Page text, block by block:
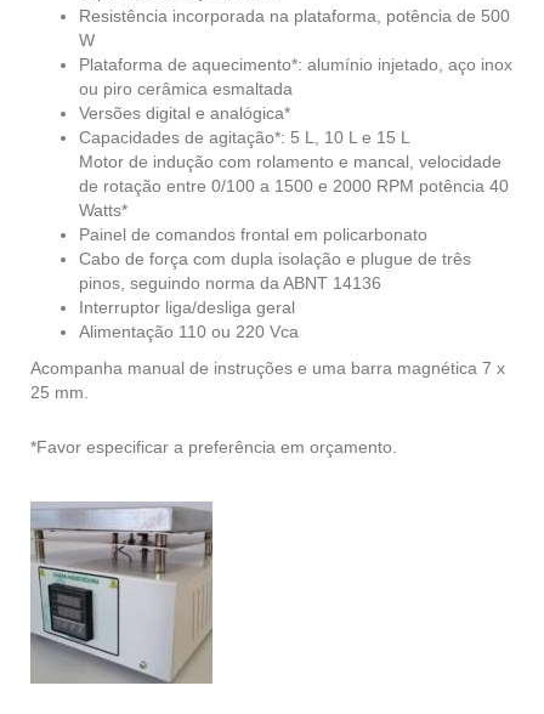
Resistência incorporada na plataforma, potência de 500
W
Plataforma de aquecimento*: alumínio injetado, aço inox
ou piro cerâmica esmaltada
Versões digital e analógica*
Capacidades de agitação*: 5 L, 10 L e 15 L
Motor de indução com rolamento e mancal, velocidade
de rotação entre 0/100 a 1500 e 2000 RPM potência 40
Watts*
Painel de comandos frontal em policarbonato
Cabo de força com dupla isolação e plugue de três
pinos, seguindo norma da ABNT 14136
Interruptor liga/desliga geral
Alimentação 110 ou 220 Vca
Acompanha manual de instruções e uma barra magnética 7 x
25 mm.
*Favor especificar a preferência em orçamento.